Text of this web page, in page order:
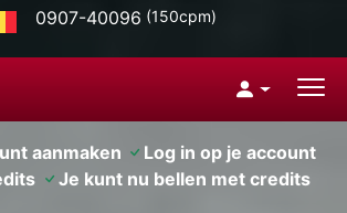
0907-40096 (150cpm)
aanmaken
Log in op je account
Je kunt nu bellen met credits